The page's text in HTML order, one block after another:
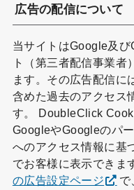
広告の配信について
当サイトはGoogle及
ト（第三者配信事業者
ます。その広告配信に
含めた過去のアクセス
す。 DoubleClick
GoogleやGoogleのパ
へのアクセス情報に基
でお客様に表示できま
の広告設定ページ
で